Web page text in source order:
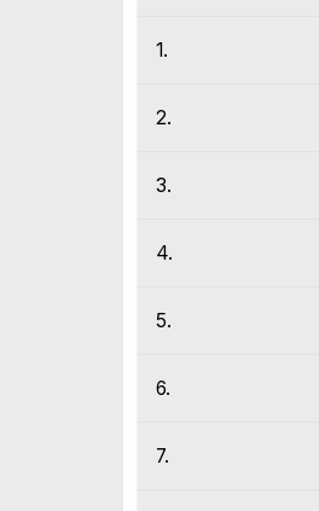
1.
2.
3.
4.
5.
6.
7.